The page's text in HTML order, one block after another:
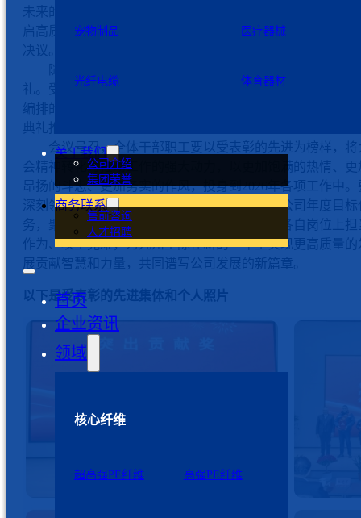
宠物制品 医疗器械
光纤电缆 体育器材
关于我们
公司介绍
集团荣誉
商务联系
售前咨询
人才招聘
首页
企业资讯
领域
核心纤维
超高强PE纤维 高强PE纤维
未来的能力基石；四、凝聚合力、协同共进，于持续奋斗中
启高质量发展的崭新征程。最后，大会表决通过了本次职代
决议。
随后，大会隆重举行了2025年度先进集体和个人颁奖典
礼。受表彰的先进个人及集体代表依次登台领奖。期间，精
编排的文艺节目与抽奖活动穿插进行，现场气氛热烈，将颁
典礼推向高潮。
会议号召，全体干部职工要以受表彰的先进为榜样，将
会精神转化为推动工作的强大动力，以更加饱满的热情、更
昂扬的斗志、更加务实的作风，投身到2026年各项工作中。
深刻领会周新基董事长的重要讲话精神，围绕公司年度目标
务，聚焦创新驱动、深化改革、提质增效，在各自岗位上担
作为、攻坚克难，为九州星际在新的一年里实现更高质量的
展贡献智慧和力量，共同谱写公司发展的新篇章。
以下是受表彰的先进集体和个人照片